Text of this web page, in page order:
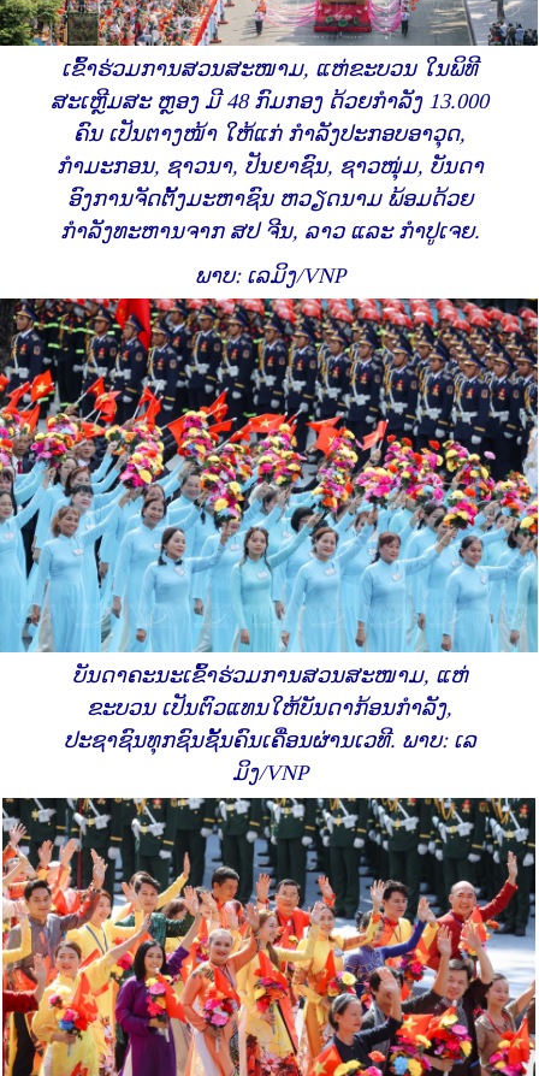
ເຂົ້າຮ່ວມການສວນສະໜາມ, ແຫ່ຂະບວນ ໃນພິທີ
ສະເຫຼີມສະ ຫຼອງ ມີ 48 ກົມກອງ ດ້ວຍກຳລັງ 13.000
ຄົນ ເປັນຕາງໜ້າ ໃຫ້ແກ່ ກຳລັງປະກອບອາວຸດ,
ກຳມະກອນ, ຊາວນາ, ປັນຍາຊົນ, ຊາວໜຸ່ມ, ບັນດາ
ອົງການຈັດຕັ້ງມະຫາຊົນ ຫວຽດນາມ ພ້ອມດ້ວຍ
ກຳລັງທະຫານຈາກ ສປ ຈີນ, ລາວ ແລະ ກຳປູເຈຍ.
ພາບ: ເລມິງ/VNP
ບັນດາຄະນະເຂົ້າຮ່ວມການສວນສະໜາມ, ແຫ່
ຂະບວນ ເປັນຕົວແທນໃຫ້ບັນດາກ້ອນກຳລັງ,
ປະຊາຊົນທຸກຊົນຊັ້ນຄົນເຄື່ອນຜ່ານເວທີ. ພາບ: ເລ
ມິງ/VNP